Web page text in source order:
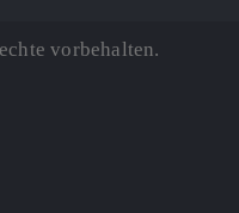
vorbehalten.